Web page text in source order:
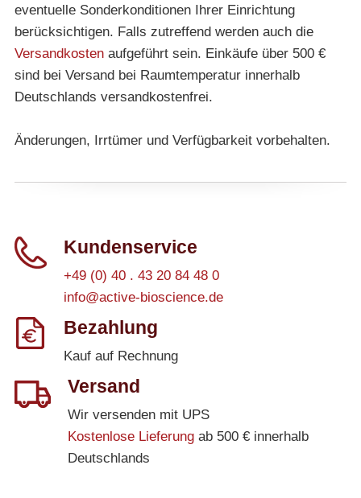
eventuelle Sonderkonditionen Ihrer Einrichtung
berücksichtigen. Falls zutreffend werden auch die
Versandkostenaufgeführt sein. Einkäufe über 500 €
sind bei Versand bei Raumtemperatur innerhalb
Deutschlands versandkostenfrei.
Änderungen, Irrtümer und Verfügbarkeit vorbehalten.
Kundenservice
+49 (0) 40 . 43 20 84 48 0
info@active-bioscience.de
Bezahlung
Kauf auf Rechnung
Versand
Wir versenden mit UPS
Kostenlose Lieferungab 500 € innerhalb
Deutschlands